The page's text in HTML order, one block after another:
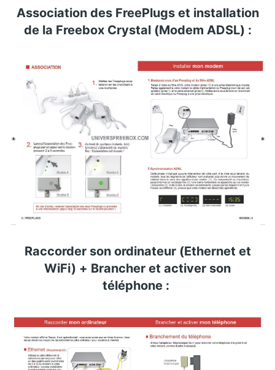
Association des FreePlugs et installation
de la Freebox Crystal (Modem ADSL) :
Raccorder son ordinateur (Ethernet et
WiFi) + Brancher et activer son
téléphone :